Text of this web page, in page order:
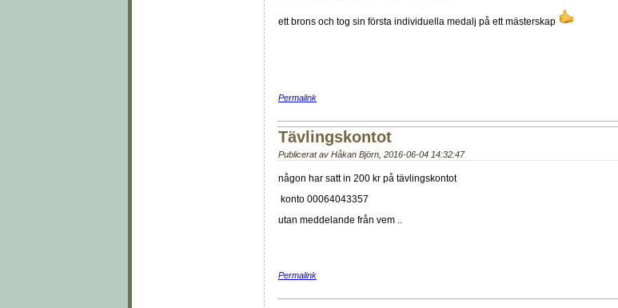
ett brons och tog sin första individuella medalj på ett mästerskap
Permalink
Tävlingskontot
Publicerat av Håkan Björn 2016-06-04 14:32:47
någon har satt in 200 kr på tävlingskontot
konto 00064043357
utan meddelande från vem ..
Permalink